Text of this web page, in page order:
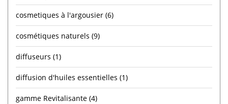
cosmetiques à l'argousier (6)
cosmétiques naturels (9)
diffuseurs (1)
diffusion d'huiles essentielles (1)
gamme Revitalisante (4)